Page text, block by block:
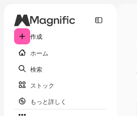
作成
ホーム
検索
ストック
もっと詳しく